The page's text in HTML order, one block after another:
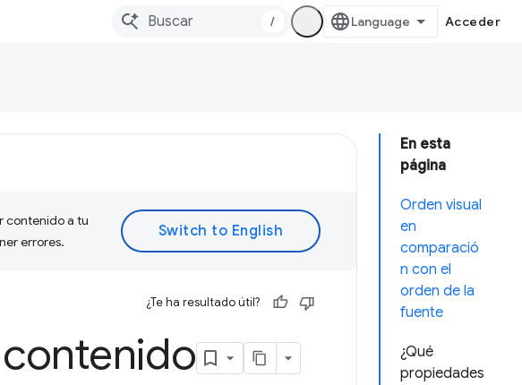
/ Acceder
En esta
página
Orden visual
en
comparació
n con el
orden de la
fuente
¿Qué
propiedades
contenido a tu
errores.
¿Te ha resultado útil?